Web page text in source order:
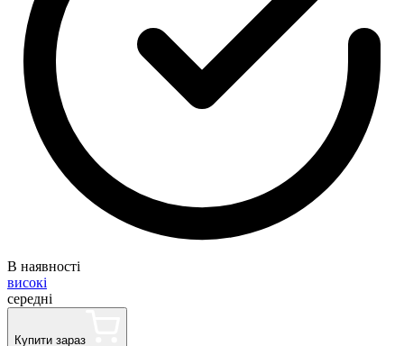
В наявності
високі
середні
Купити зараз